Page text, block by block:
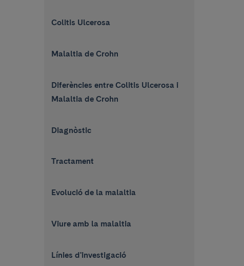
Colitis Ulcerosa
Malaltia de Crohn
Diferències entre Colitis Ulcerosa i
Malaltia de Crohn
Diagnòstic
Tractament
Evolució de la malaltia
Viure amb la malaltia
Línies d'investigació